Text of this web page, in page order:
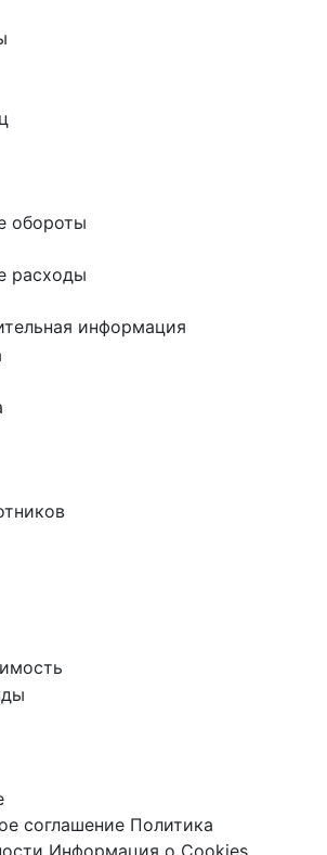
обороты
расходы
информация
соглашение Политика